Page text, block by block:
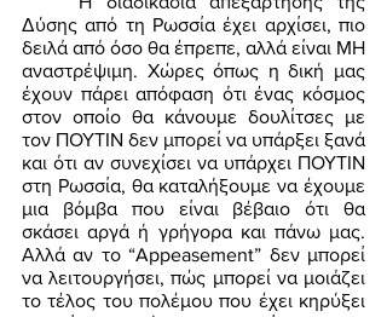
Δύσης από τη Ρωσσία έχει αρχίσει, πιο
δειλά από όσο θα έπρεπε, αλλά είναι ΜΗ
αναστρέψιμη. Χώρες όπως η δική μας
έχουν πάρει απόφαση ότι ένας κόσμος
στον οποίο θα κάνουμε δουλίτσες με
τον ΠΟΥΤΙΝ δεν μπορεί να υπάρξει ξανά
και ότι αν συνεχίσει να υπάρχει ΠΟΥΤΙΝ
στη Ρωσσία, θα καταλήξουμε να έχουμε
μια βόμβα που είναι βέβαιο ότι θα
σκάσει αργά ή γρήγορα και πάνω μας.
Αλλά αν το “Appeasement” δεν μπορεί
να λειτουργήσει, πώς μπορεί να μοιάζει
το τέλος του πολέμου που έχει κηρύξει